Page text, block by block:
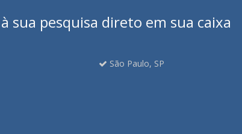
sua pesquisa direto em sua caixa
São Paulo, SP